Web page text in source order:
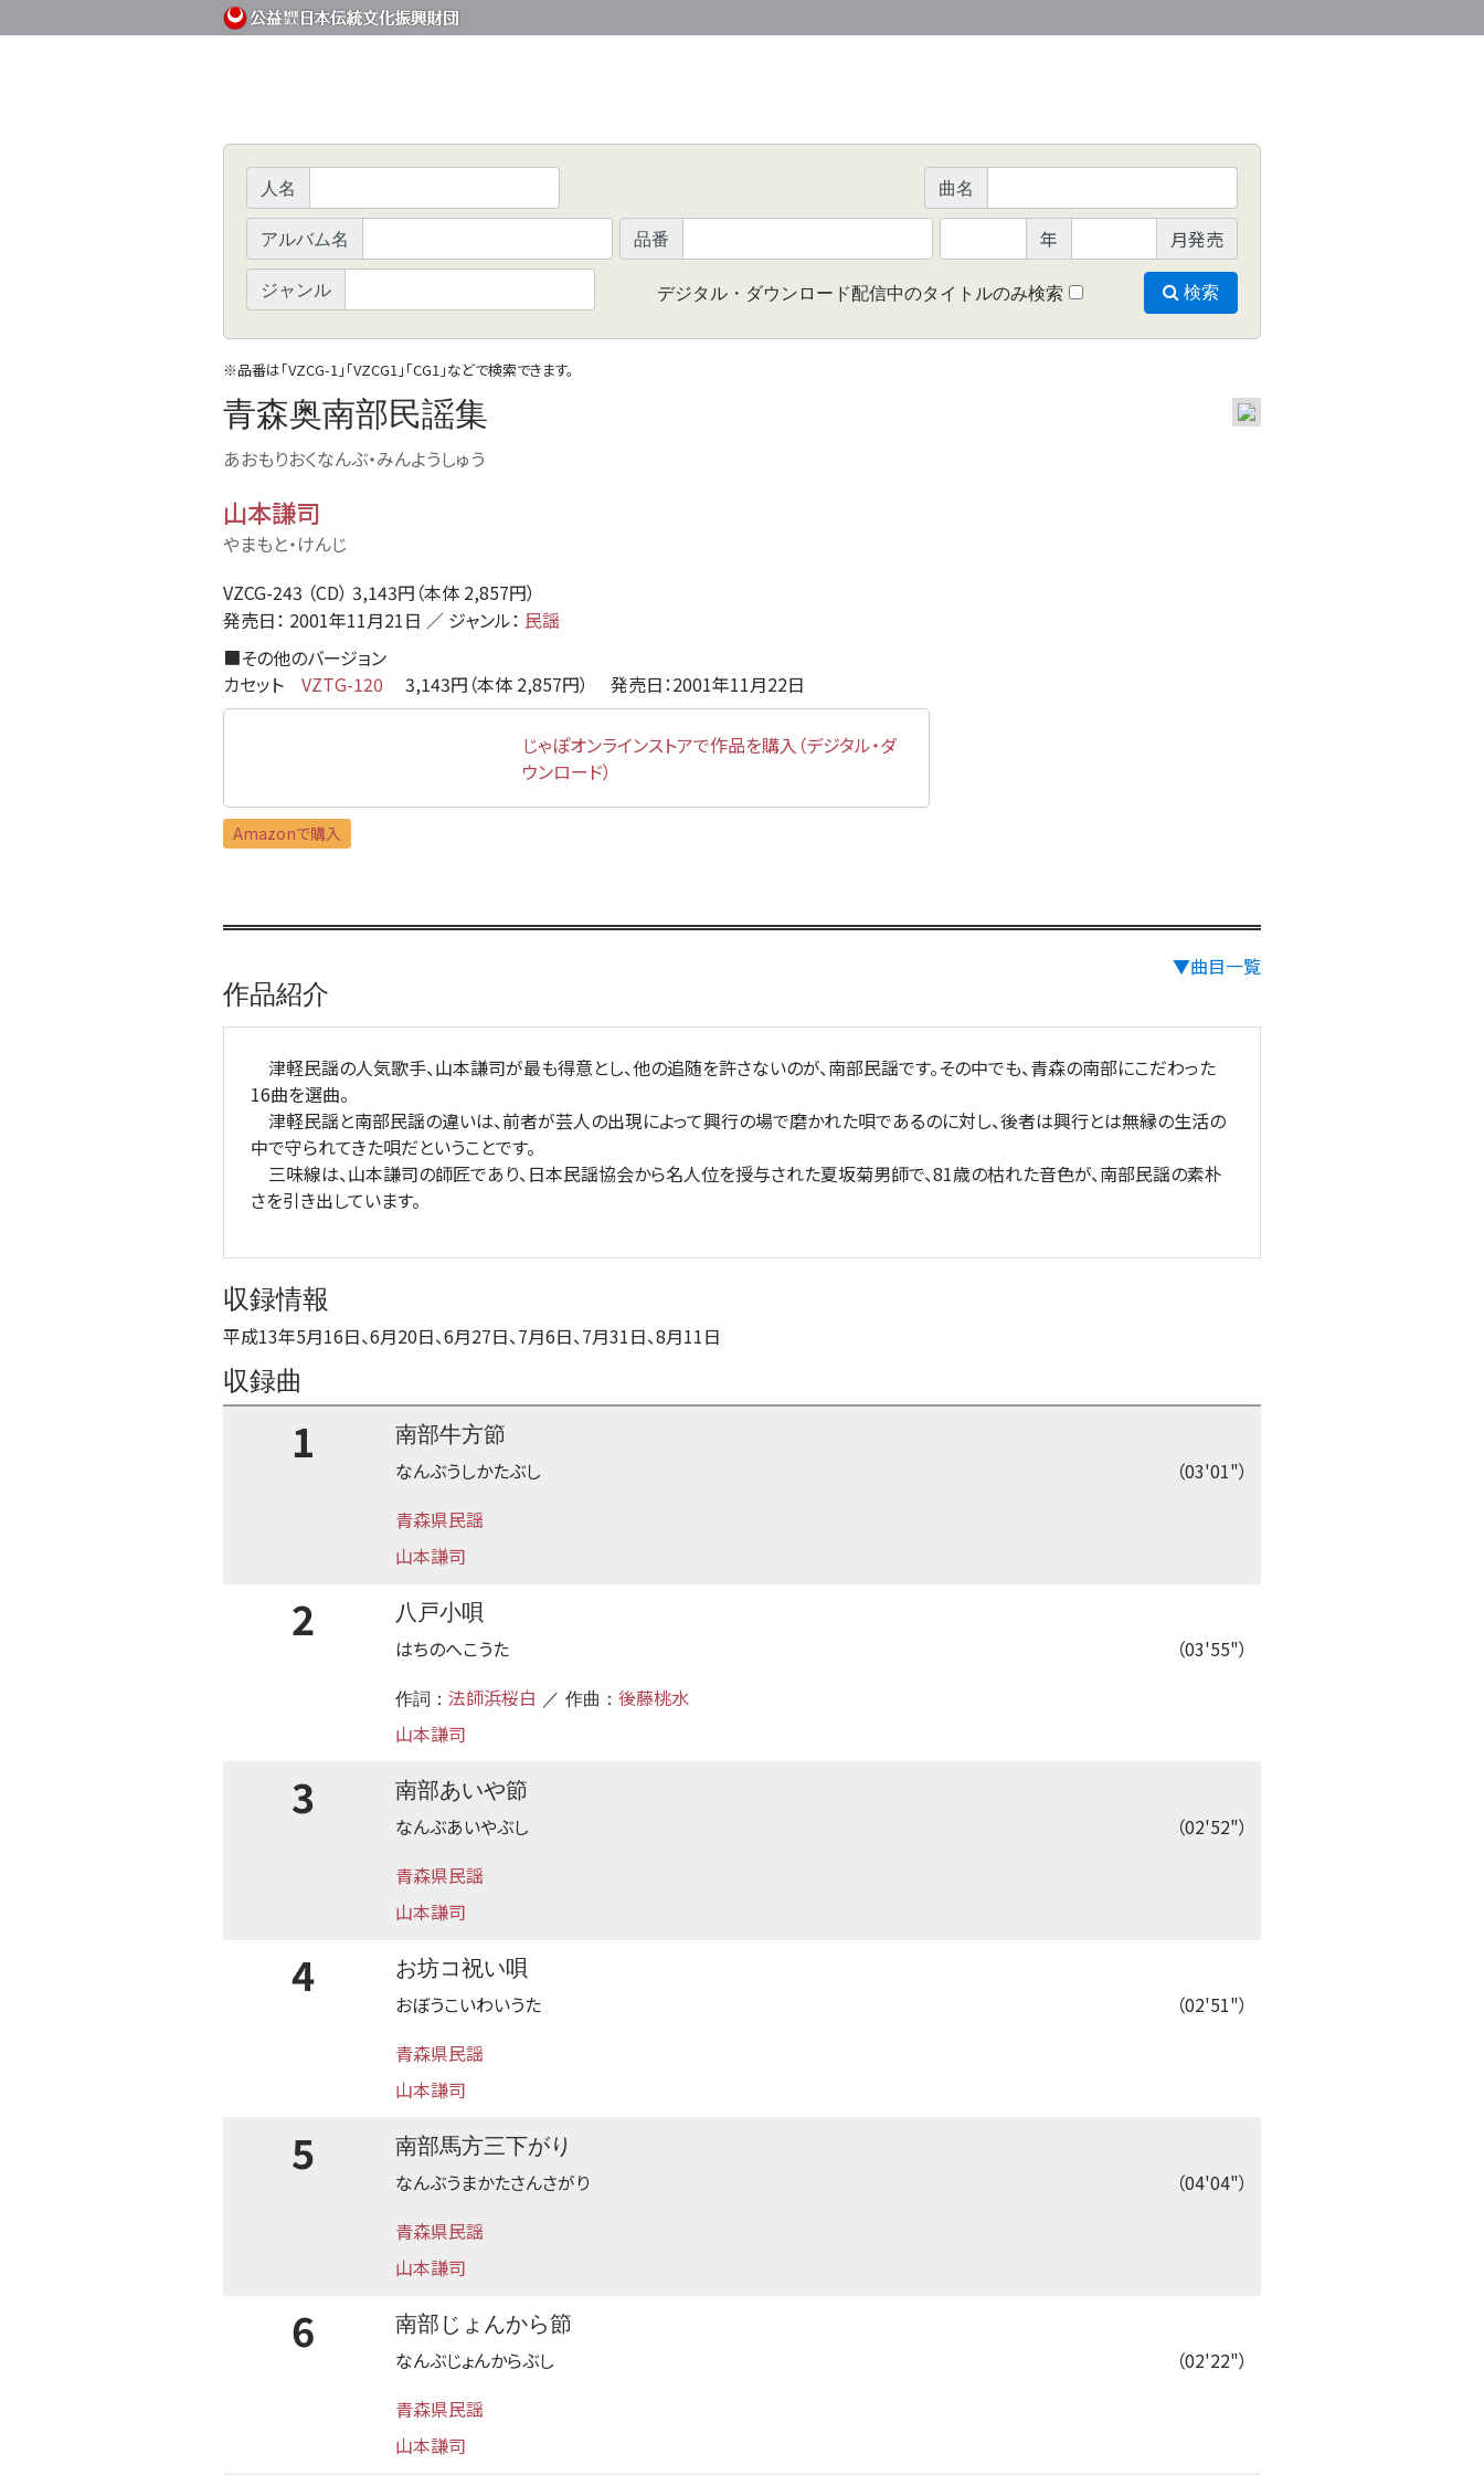
人名 曲名
アルバム名 品番 年 月発売
ジャンル デジタル・ダウンロード配信中のタイトルのみ検索 検索
※品番は「VZCG-1」「VZCG1」「CG1」などで検索できます。
青森奥南部民謡集
あおもりおくなんぶ・みんようしゅう
山本謙司
やまもと・けんじ
VZCG-243 （CD） 3,143円（本体 2,857円）
発売日： 2001年11月21日 ／ ジャンル： 民謡
■その他のバージョン
カセット VZTG-120 3,143円（本体 2,857円） 発売日：2001年11月22日
じゃぽオンラインストアで作品を購入（デジタル・ダ
ウンロード）
Amazonで購入
▼曲目一覧
作品紹介
津軽民謡の人気歌手、山本謙司が最も得意とし、他の追随を許さないのが、南部民謡です。その中でも、青森の南部にこだわった
16曲を選曲。
津軽民謡と南部民謡の違いは、前者が芸人の出現によって興行の場で磨かれた唄であるのに対し、後者は興行とは無縁の生活の
中で守られてきた唄だということです。
三味線は、山本謙司の師匠であり、日本民謡協会から名人位を授与された夏坂菊男師で、81歳の枯れた音色が、南部民謡の素朴
さを引き出しています。
収録情報
平成13年5月16日、6月20日、6月27日、7月6日、7月31日、8月11日
収録曲
1
南部牛方節
（03'01"）
なんぶうしかたぶし
青森県民謡
山本謙司
2
八戸小唄
（03'55"）
はちのへこうた
作詞： 法師浜桜白 ／ 作曲： 後藤桃水
山本謙司
3
南部あいや節
（02'52"）
なんぶあいやぶし
青森県民謡
山本謙司
4
お坊コ祝い唄
（02'51"）
おぼうこいわいうた
青森県民謡
山本謙司
5
南部馬方三下がり
（04'04"）
なんぶうまかたさんさがり
青森県民謡
山本謙司
6
南部じょんから節
（02'22"）
なんぶじょんからぶし
青森県民謡
山本謙司